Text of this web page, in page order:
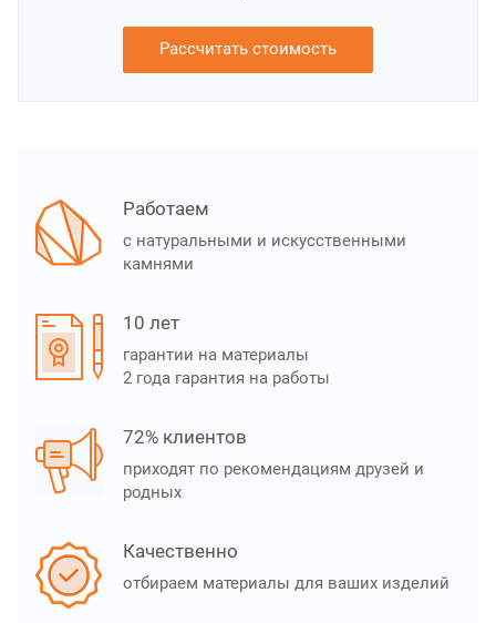
Рассчитать стоимость
Работаем
с натуральными и искусственными
камнями
10 лет
гарантии на материалы
2 года гарантия на работы
72% клиентов
приходят по рекомендациям друзей и
родных
Качественно
отбираем материалы для ваших изделий